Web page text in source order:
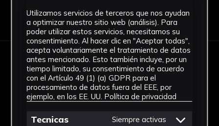
Descargar Ficha
IMÁGENES
Utilizamos servicios de terceros que nos ayudan
a optimizar nuestro sitio web (análisis). Para
poder utilizar estos servicios, necesitamos su
consentimiento. Al hacer clic en "Aceptar todas",
acepta voluntariamente el tratamiento de datos
antes mencionado. Esto también incluye, por un
tiempo limitado, su consentimiento de acuerdo
con el Artículo 49 (1) (a) GDPR para el
procesamiento de datos fuera del EEE, por
ejemplo, en los EE. UU. Política de privacidad
Tecnicas Siempre activas